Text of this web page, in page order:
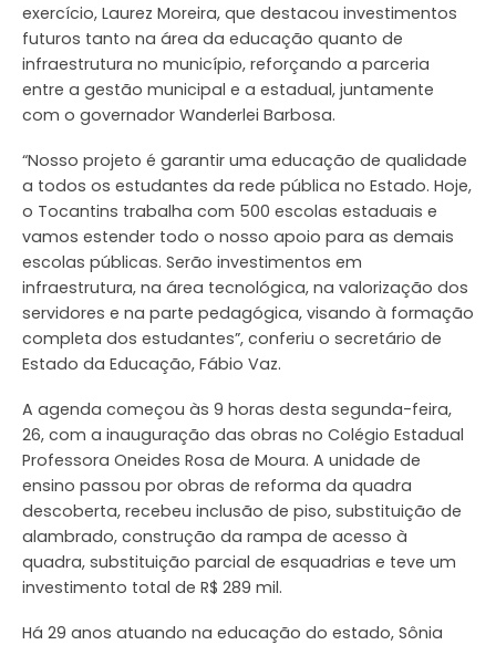
exercício, Laurez Moreira, que destacou investimentos
futuros tanto na área da educação quanto de
infraestrutura no município, reforçando a parceria
entre a gestão municipal e a estadual, juntamente
com o governador Wanderlei Barbosa.
“Nosso projeto é garantir uma educação de qualidade
a todos os estudantes da rede pública no Estado. Hoje,
o Tocantins trabalha com 500 escolas estaduais e
vamos estender todo o nosso apoio para as demais
escolas públicas. Serão investimentos em
infraestrutura, na área tecnológica, na valorização dos
servidores e na parte pedagógica, visando à formação
completa dos estudantes”, conferiu o secretário de
Estado da Educação, Fábio Vaz.
A agenda começou às 9 horas desta segunda-feira,
26, com a inauguração das obras no Colégio Estadual
Professora Oneides Rosa de Moura. A unidade de
ensino passou por obras de reforma da quadra
descoberta, recebeu inclusão de piso, substituição de
alambrado, construção da rampa de acesso à
quadra, substituição parcial de esquadrias e teve um
investimento total de R$ 289 mil.
Há 29 anos atuando na educação do estado, Sônia